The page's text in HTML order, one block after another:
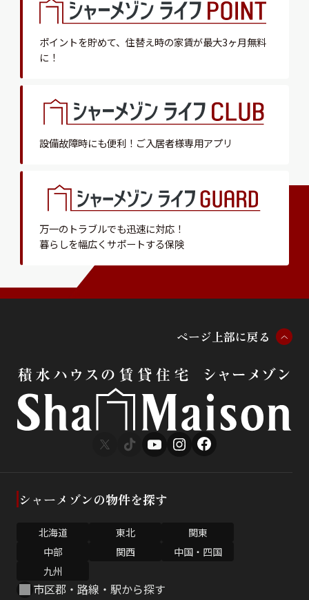
ポイントを貯めて、 住替え時の家賃が最大3ヶ月無料
に！
設備故障時にも便利！ ご入居者様専用アプリ
万一のトラブルでも迅速に対応！
暮らしを幅広くサポートする保険
ページ 上部に戻る
シャーメゾンの物件を探す
北海道 東北
関東
中部
関西
中国・四国
九州
市区郡・路線・駅から探す